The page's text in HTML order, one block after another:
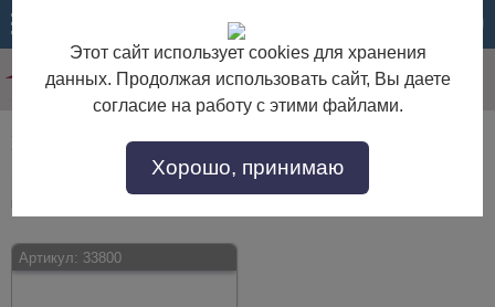
Мебель для спальни с рисунком
Мебель для спальни с рисунком по выгодной цене. Покупайте в интернет-
Артикул: 33800
Этот сайт использует cookies для хранения
данных. Продолжая использовать сайт, Вы даете
согласие на работу с этими файлами.
Хорошо, принимаю